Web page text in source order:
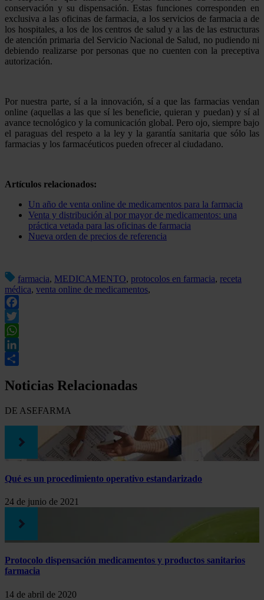
conservación y su dispensación. Estas funciones corresponden en
exclusiva a las oficinas de farmacia, a los servicios de farmacia a de
los hospitales, a los de los centros de salud y a las de las estructuras
de atención primaria del Servicio Nacional de Salud, no pudiendo ni
debiendo realizarse por personas que no cuenten con la preceptiva
autorización.
Por nuestra parte, sí a la innovación, sí a que las farmacias vendan
online (aquellas a las que sí les beneficie, quieran y puedan) y sí al
avance tecnológico y la comunicación global. Pero ojo, siempre bajo
el paraguas del respeto a la ley y la garantía sanitaria que sólo las
farmacias y los farmacéuticos pueden ofrecer al ciudadano.
Artículos relacionados:
Un año de venta online de medicamentos para la farmacia
Venta y distribución al por mayor de medicamentos: una
práctica vetada para las oficinas de farmacia
Nueva orden de precios de referencia
farmacia, MEDICAMENTO, protocolos en farmacia, receta
médica, venta online de medicamentos,
Facebook
Twitter
WhatsApp
LinkedIn
Noticias Relacionadas
DE ASEFARMA
Qué es un procedimiento operativo estandarizado
24 de junio de 2021
Protocolo dispensación medicamentos y productos sanitarios
farmacia
14 de abril de 2020